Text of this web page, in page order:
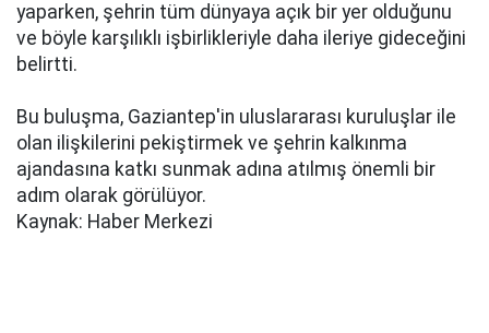
yaparken, şehrin tüm dünyaya açık bir yer olduğunu
ve böyle karşılıklı işbirlikleriyle daha ileriye gideceğini
belirtti.
Bu buluşma, Gaziantep'in uluslararası kuruluşlar ile
olan ilişkilerini pekiştirmek ve şehrin kalkınma
ajandasına katkı sunmak adına atılmış önemli bir
adım olarak görülüyor.
Kaynak: Haber Merkezi